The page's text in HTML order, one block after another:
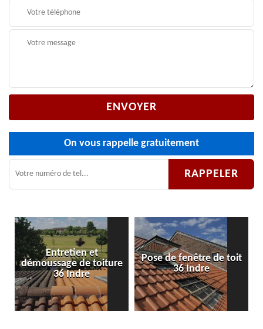
On vous rappelle gratuitement
Entretien et
démoussage de toiture
36 Indre
Pose de fenêtre de toit
36 Indre